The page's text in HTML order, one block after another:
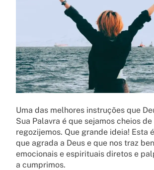
Uma das melhores instruções que
Sua Palavra é que sejamos cheios
regozijemos. Que grande ideia! Esta
que agrada a Deus e que nos traz
emocionais e espirituais diretos e
a cumprimos.